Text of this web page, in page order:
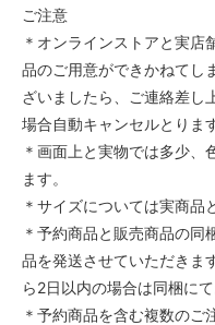
ご注意
＊オンラインストアと実店
品のご用意ができかねてし
ざいましたら、ご連絡差し
場合自動キャンセルとりま
＊画面上と実物では多少、
ます。
＊サイズについては実商品
＊予約商品と販売商品の同
品を発送させていただきま
ら2日以内の場合は同梱に
＊予約商品を含む複数の